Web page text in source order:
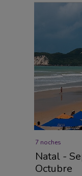
7 noches
Natal -
Octubre